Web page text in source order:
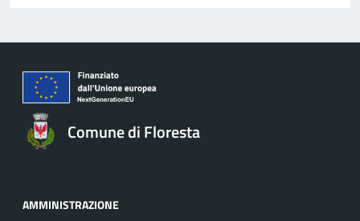
Comune di Floresta
AMMINISTRAZIONE